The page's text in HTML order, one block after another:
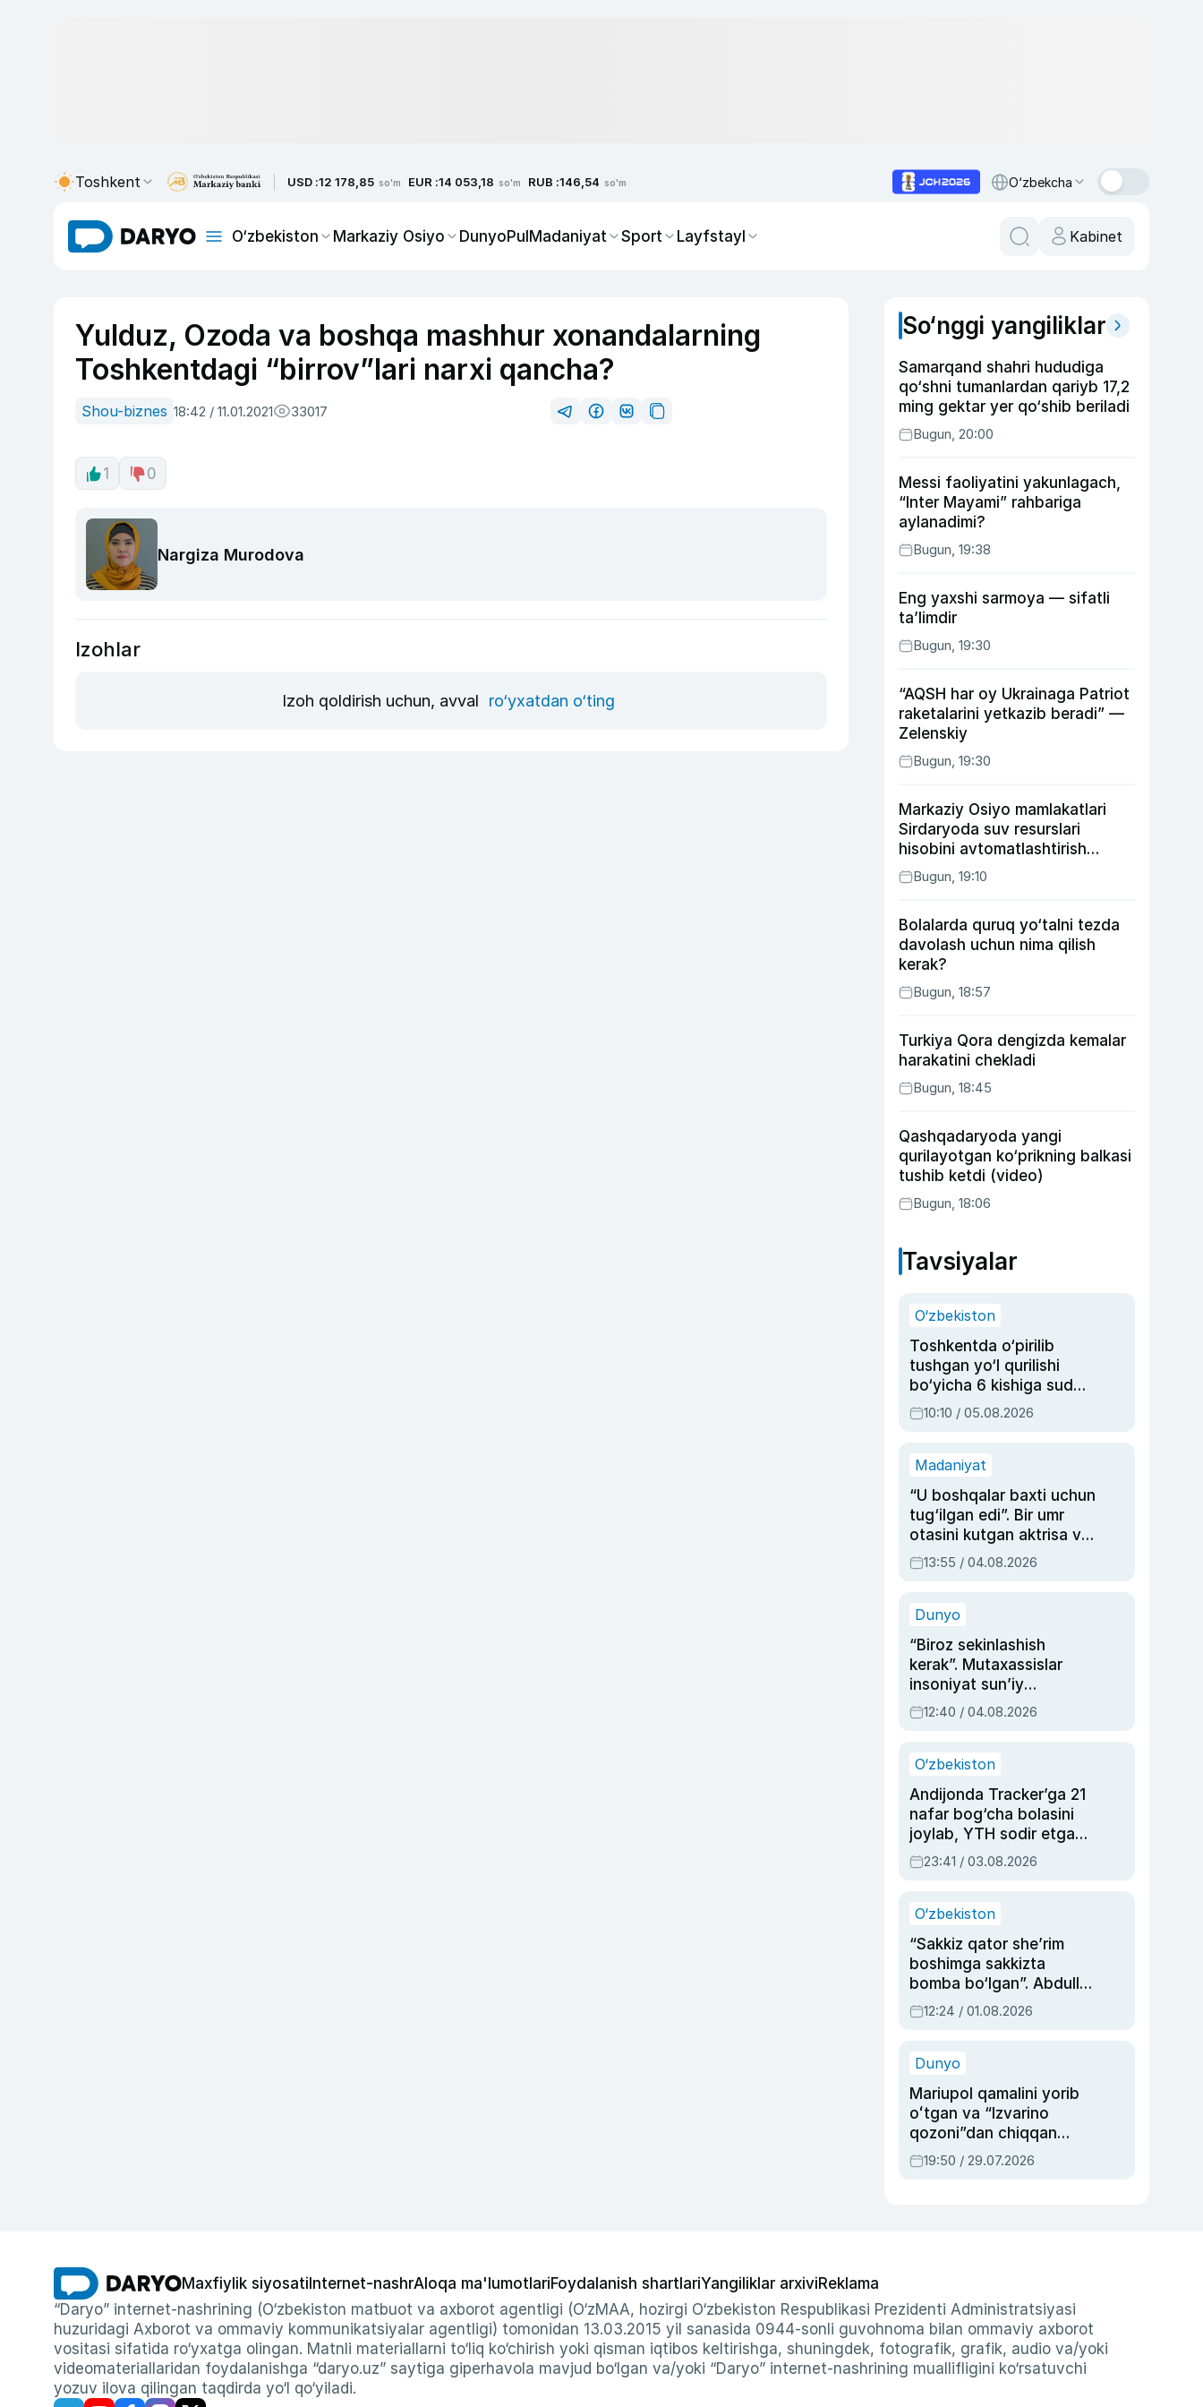
Toshkent USD :12 178,85 so'm EUR :14 053,18 so'm RUB :146,54 so'm O‘zbekcha
O‘zbekiston Markaziy Osiyo DunyoPulMadaniyat Sport Layfstayl Kabinet
Yulduz, Ozoda va boshqa mashhur xonandalarning
Toshkentdagi “birrov”lari narxi qancha?
Shou-biznes 18:42 / 11.01.2021 33017
1 0
Nargiza Murodova
Izohlar
Izoh qoldirish uchun, avval ro‘yxatdan o‘ting
So‘nggi yangiliklar
Samarqand shahri hududiga
qo‘shni tumanlardan qariyb 17,2
ming gektar yer qo‘shib beriladi
Bugun, 20:00
Messi faoliyatini yakunlagach,
“Inter Mayami” rahbariga
aylanadimi?
Bugun, 19:38
Eng yaxshi sarmoya — sifatli
ta’limdir
Bugun, 19:30
“AQSH har oy Ukrainaga Patriot
raketalarini yetkazib beradi” —
Zelenskiy
Bugun, 19:30
Markaziy Osiyo mamlakatlari
Sirdaryoda suv resurslari
hisobini avtomatlashtirish
rejasini ishlab chiqishni
ma’qulladi
Bugun, 19:10
Bolalarda quruq yo‘talni tezda
davolash uchun nima qilish
kerak?
Bugun, 18:57
Turkiya Qora dengizda kemalar
harakatini chekladi
Bugun, 18:45
Qashqadaryoda yangi
qurilayotgan ko‘prikning balkasi
tushib ketdi (video)
Bugun, 18:06
Tavsiyalar
O‘zbekiston
Toshkentda o‘pirilib
tushgan yo‘l qurilishi
bo‘yicha 6 kishiga sud
hukmi o‘qildi
10:10 / 05.08.2026
Madaniyat
“U boshqalar baxti uchun
tug‘ilgan edi”. Bir umr
otasini kutgan aktrisa va
dublyaj ustasi Rimma
Ahmedovaning
13:55 / 04.08.2026
Dunyo
“Biroz sekinlashish
kerak”. Mutaxassislar
insoniyat sun’iy
intellektni boshqara
olmay qolishidan xavotir
12:40 / 04.08.2026
O‘zbekiston
Andijonda Tracker’ga 21
nafar bog‘cha bolasini
joylab, YTH sodir etgan
ayolga sud hukmi o‘qildi
23:41 / 03.08.2026
O‘zbekiston
“Sakkiz qator she’rim
boshimga sakkizta
bomba bo‘lgan”. Abdulla
Oripovni siyosiy
ayblovlardan asrab
12:24 / 01.08.2026
Dunyo
Mariupol qamalini yorib
oʻtgan va “Izvarino
qozoni”dan chiqqan
qahramon — Ukraina
armiyasi bosh
19:50 / 29.07.2026
Maxfiylik siyosati Internet-nashrAloqa ma'lumotlariFoydalanish shartlariYangiliklar arxiviReklama
“Daryo” internet-nashrining (O‘zbekiston matbuot va axborot agentligi (O‘zMAA, hozirgi O‘zbekiston Respublikasi Prezidenti Administratsiyasi
huzuridagi Axborot va ommaviy kommunikatsiyalar agentligi) tomonidan 13.03.2015 yil sanasida 0944-sonli guvohnoma bilan ommaviy axborot
vositasi sifatida ro‘yxatga olingan. Matnli materiallarni to‘liq ko‘chirish yoki qisman iqtibos keltirishga, shuningdek, fotografik, grafik, audio va/yoki
videomateriallaridan foydalanishga “daryo.uz” saytiga giperhavola mavjud bo‘lgan va/yoki “Daryo” internet-nashrining muallifligini ko‘rsatuvchi
yozuv ilova qilingan taqdirda yo‘l qo‘yiladi.